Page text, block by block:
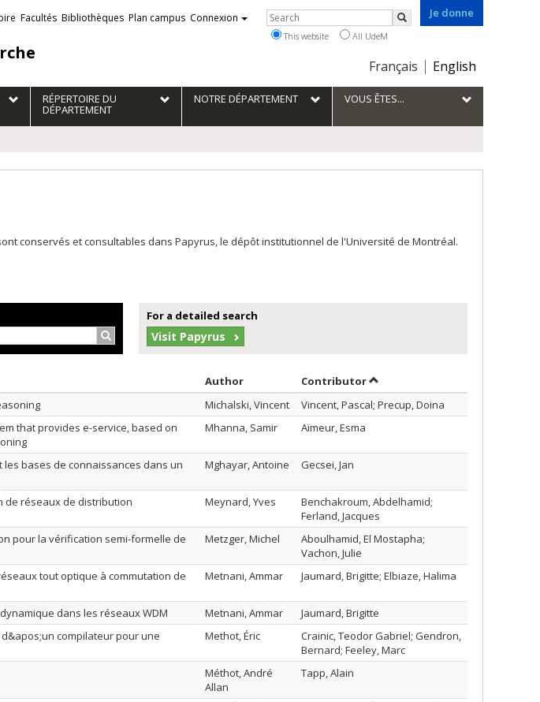
Je donne
Choix
la
langue
Français English
Facultés Bibliothèques Plan campus Connexion Rechercher
Search
This website All UdeM
RÉPERTOIRE DU
DÉPARTEMENT
NOTRE DÉPARTEMENT VOUS ÊTES...
conservés et consultables dans Papyrus, le dépôt institutionnel de l'Université de Montréal.
Search…
For a detailed search
Visit Papyrus
order Author Sort by author in descending order
Contributorby contributor in descending
Michalski, Vincent
Vincent, Pascal; Precup, Doina
that provides e-service, based on
Mhanna, Samir Aïmeur, Esma
bases de connaissances dans un
Mghayar, Antoine Gecsei, Jan
de réseaux de distribution
Meynard, Yves
Benchakroum, Abdelhamid;
Ferland, Jacques
pour la vérification semi-formelle de
Metzger, Michel
Aboulhamid, El Mostapha;
Vachon, Julie
tout optique à commutation de
Metnani, Ammar Jaumard, Brigitte; Elbiaze, Halima
dans les réseaux WDM Metnani, Ammar
Jaumard, Brigitte
compilateur pour une
Methot, Éric
Crainic, Teodor Gabriel; Gendron,
Bernard; Feeley, Marc
Méthot, André
Allan
Tapp, Alain